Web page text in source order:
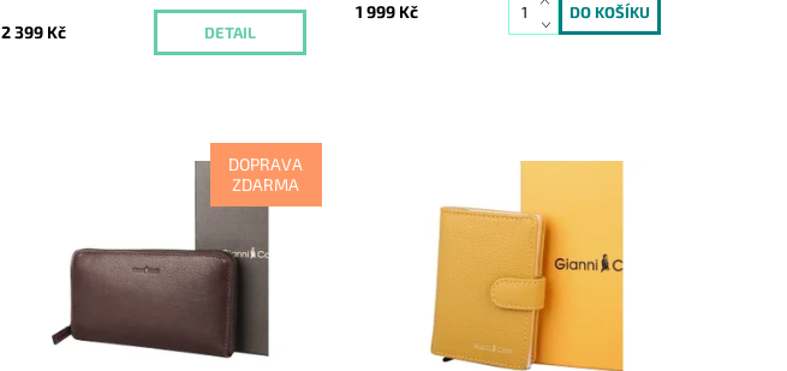
2 399 Kč DETAIL
1 999 Kč
DOPRAVA
ZDARMA
Luxusní kožená tmavěhnědá značková
patří mezi celozipové peněženky,
kterou ohromíte okolí při používání.
Skladem
Značka:
Značkové žluté poudro na 6 platební
karet či dokladů, které je chráněno
vrstvou RFID proti přečtení údajů z
karet či dokladů.
Dostupnost:
Skladem
20481
Gianni Conti
2 roky